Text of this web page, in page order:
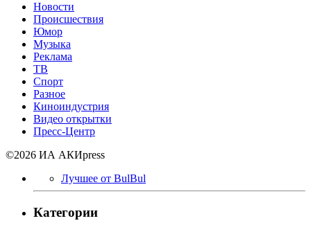
Новости
Происшествия
Юмор
Музыка
Реклама
ТВ
Спорт
Разное
Киноиндустрия
Видео открытки
Пресс-Центр
©2026 ИА АКИpress
Лучшее от BulBul
Категории